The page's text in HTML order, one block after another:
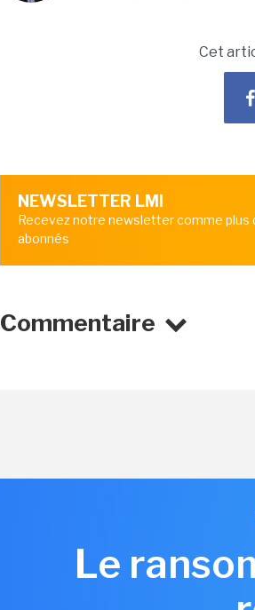
Cet
NEWSLETTER LMI
Recevez notre newsletter comme
abonnés
Commentaire
Le